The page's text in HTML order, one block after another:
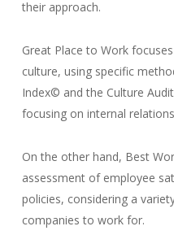
their approach.
Great Place to Work
culture, using specific
Index© and the Culture
focusing on internal
On the other hand, Best
assessment of employee
policies, considering a
companies to work for.